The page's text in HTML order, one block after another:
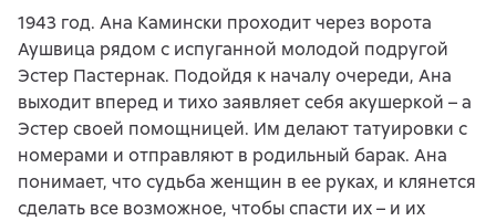
1943 год. Ана Камински проходит через ворота
Аушвица рядом с испуганной молодой подругой
Эстер Пастернак. Подойдя к началу очереди, Ана
выходит вперед и тихо заявляет себя акушеркой – а
Эстер своей помощницей. Им делают татуировки с
номерами и отправляют в родильный барак. Ана
понимает, что судьба женщин в ее руках, и клянется
сделать все возможное, чтобы спасти их – и их